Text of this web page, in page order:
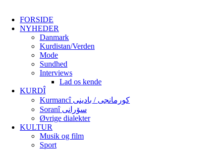
FORSIDE
NYHEDER
Danmark
Kurdistan/Verden
Mode
Sundhed
Interviews
Lad os kende
KURDÎ
Kurmancî کورمانجی / بادینی
Soranî سۆرانی
Øvrige dialekter
KULTUR
Musik og film
Sport